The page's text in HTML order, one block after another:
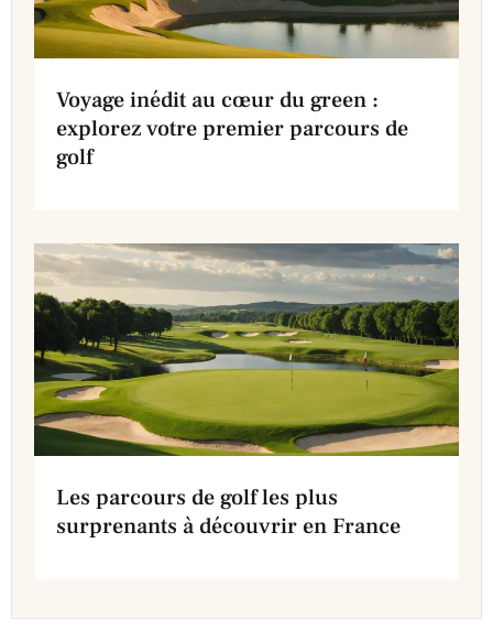
Voyage inédit au cœur du green :
explorez votre premier parcours de
golf
Les parcours de golf les plus
surprenants à découvrir en France